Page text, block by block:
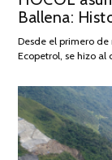
Ballena:
Desde el primero
Ecopetrol, se hizo al